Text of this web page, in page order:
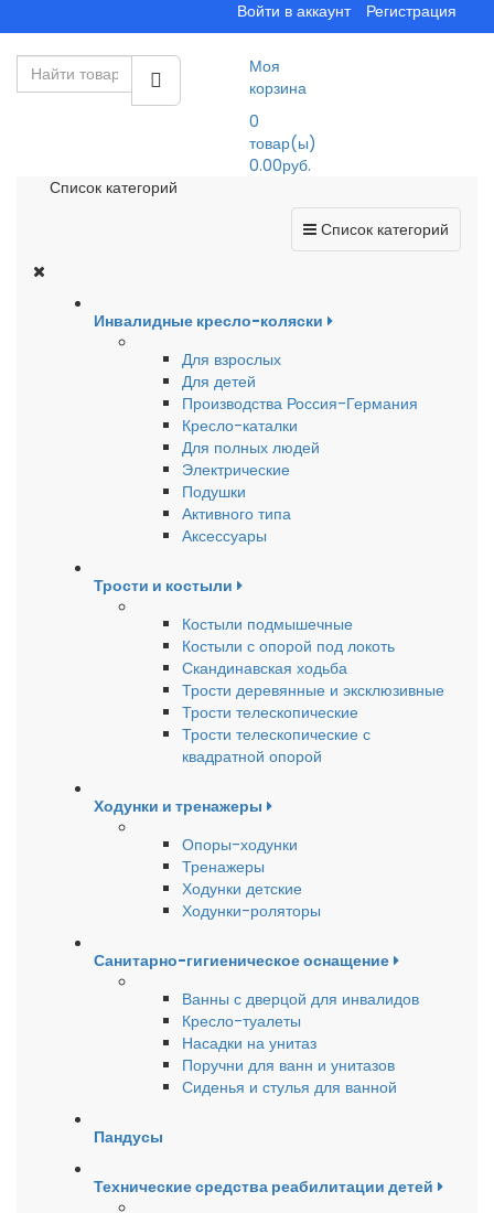
Войти в аккаунт Регистрация
Моя
корзина
0
товар(ы)
0.00руб.
Список категорий
Список категорий
Инвалидные кресло-коляски
Для взрослых
Для детей
Производства Россия-Германия
Кресло-каталки
Для полных людей
Электрические
Подушки
Активного типа
Аксессуары
Трости и костыли
Костыли подмышечные
Костыли с опорой под локоть
Скандинавская ходьба
Трости деревянные и эксклюзивные
Трости телескопические
Трости телескопические с
квадратной опорой
Ходунки и тренажеры
Опоры-ходунки
Тренажеры
Ходунки детские
Ходунки-роляторы
Санитарно-гигиеническое оснащение
Ванны с дверцой для инвалидов
Кресло-туалеты
Насадки на унитаз
Поручни для ванн и унитазов
Сиденья и стулья для ванной
Пандусы
Технические средства реабилитации детей